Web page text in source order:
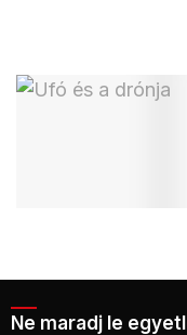
Ne maradj le